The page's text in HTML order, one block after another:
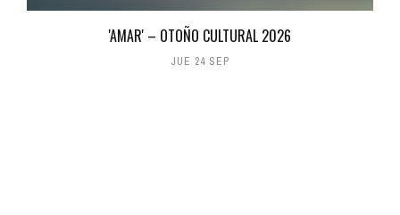
'AMAR' – OTOÑO CULTURAL 2026
JUE 24 SEP